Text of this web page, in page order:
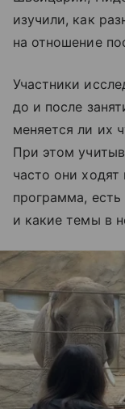
изучили, как
на отношение
Участники
до и после
меняется ли их
При этом
часто они ходят
программа,
и какие темы в